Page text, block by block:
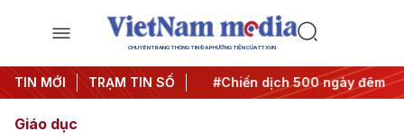
CHUYÊN TRANG THÔNG TIN ĐA PHƯƠNG TIỆN CỦA TTXVN
TIN MỚI TRẠM TIN SỐ
quyết thành hành động #Chiến dịch 500 ngày đêm
Giáo dục